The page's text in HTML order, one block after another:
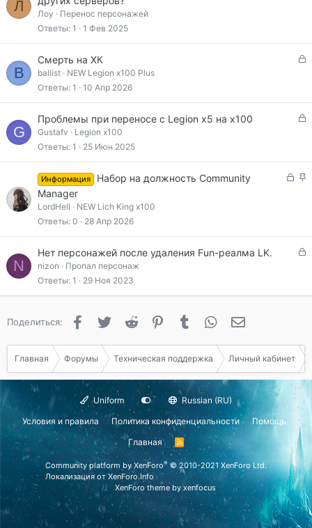
Л Лоу
Перенос персонажей
Ответы 1 1 Фев 2025
B
З
т
Смерть на ХК
ballist
NEW Legion x100 Plus
Ответы 1 10 Апр 2026
G
З
Проблемы при переносе с Legion x5 на x100
Gustafv
Legion x100
Ответы 1 25 Июн 2025
З
З
л
о
Информация
Набор на должность Community
Manager
LordHell
NEW Lich King x100
Ответы 0 28 Апр 2026
N
З
Нет персонажей после удаления Fun-реалма LK.
nizon
Пропал персонаж
Ответы 1 29 Ноя 2023
Поделиться: FacebookTwitter Reddit PinterestTumblr WhatsApp
Главная Форумы Техническая поддержка Личный кабинет
Uniform
Russian (RU)
Условия и правила
Политика конфиденциальности
Помощь
Главная
R
S
S
Community platform by XenForo® © 2010-2021 XenForo Ltd.
Локализация отXenForo.Info
XenForo themeby xenfocus